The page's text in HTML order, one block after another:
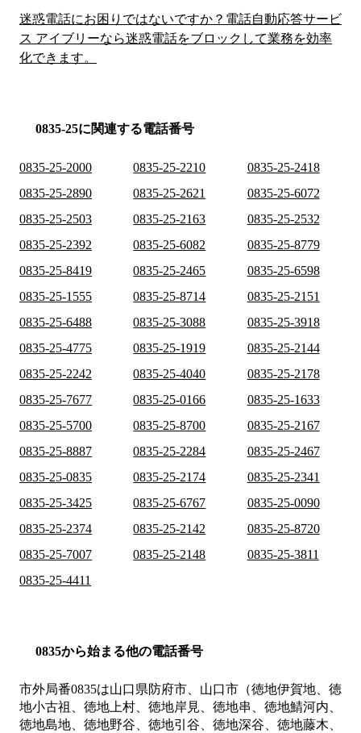
迷惑電話にお困りではないですか？電話自動応答サービ
ス アイブリーなら迷惑電話をブロックして業務を効率
化できます。
0835-25に関連する電話番号
0835-25-2000 0835-25-2210
0835-25-2418
0835-25-2890
0835-25-2621
0835-25-6072
0835-25-2503
0835-25-2163
0835-25-2532
0835-25-2392
0835-25-6082
0835-25-8779
0835-25-8419
0835-25-2465
0835-25-6598
0835-25-1555
0835-25-8714
0835-25-2151
0835-25-6488
0835-25-3088
0835-25-3918
0835-25-4775
0835-25-1919
0835-25-2144
0835-25-2242
0835-25-4040
0835-25-2178
0835-25-7677
0835-25-0166
0835-25-1633
0835-25-5700
0835-25-8700
0835-25-2167
0835-25-8887
0835-25-2284
0835-25-2467
0835-25-0835
0835-25-2174
0835-25-2341
0835-25-3425
0835-25-6767
0835-25-0090
0835-25-2374
0835-25-2142
0835-25-8720
0835-25-7007
0835-25-2148
0835-25-3811
0835-25-4411
0835から始まる他の電話番号
市外局番0835は山口県防府市、山口市（徳地伊賀地、徳
地小古祖、徳地上村、徳地岸見、徳地串、徳地鯖河内、
徳地島地、徳地野谷、徳地引谷、徳地深谷、徳地藤木、